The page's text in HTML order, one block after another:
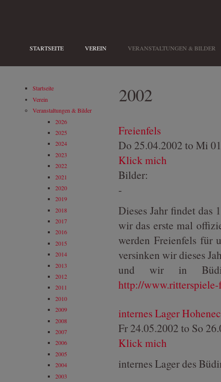
STARTSEITE VEREIN VERANSTALTUNGEN & BILDER
Startseite
Verein
Veranstaltungen & Bilder
2026
2025
2024
2023
2022
2021
2020
2019
2018
2017
2016
2015
2014
2013
2012
2011
2010
2009
2008
2007
2006
2005
2004
2003
2002
Freienfels
Do 25.04.2002 to Mi
Klick mich
Bilder:
-
Dieses Jahr findet das
wir das erste mal
werden Freienfels für
versinken wir dieses
und wir in
http://www.ritterspiele-
internes Lager
Fr 24.05.2002 to So
Klick mich
internes Lager des